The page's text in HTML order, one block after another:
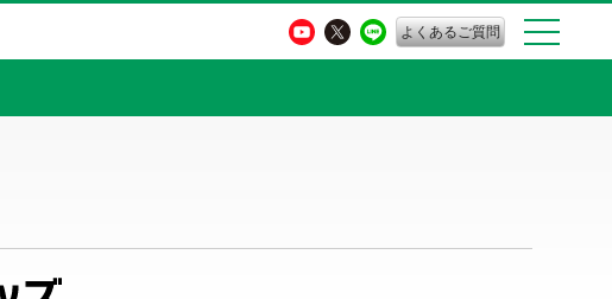
よくあるご質問